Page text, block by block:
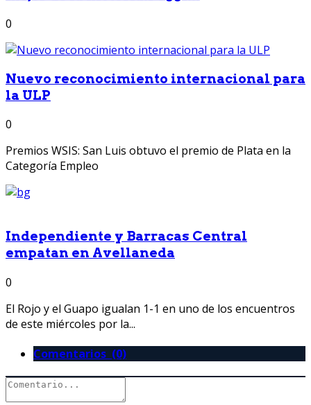
0
Nuevo reconocimiento internacional para
la ULP
0
Premios WSIS: San Luis obtuvo el premio de Plata en la
Categoría Empleo
Independiente y Barracas Central
empatan en Avellaneda
0
El Rojo y el Guapo igualan 1-1 en uno de los encuentros
de este miércoles por la...
Comentarios (0)